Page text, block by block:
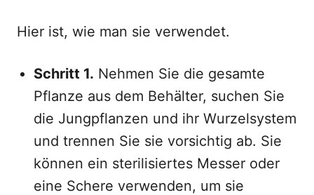
Hier ist, wie man sie verwendet.
Schritt 1. Nehmen Sie die gesamte
Pflanze aus dem Behälter, suchen Sie
die Jungpflanzen und ihr Wurzelsystem
und trennen Sie sie vorsichtig ab. Sie
können ein sterilisiertes Messer oder
eine Schere verwenden, um sie